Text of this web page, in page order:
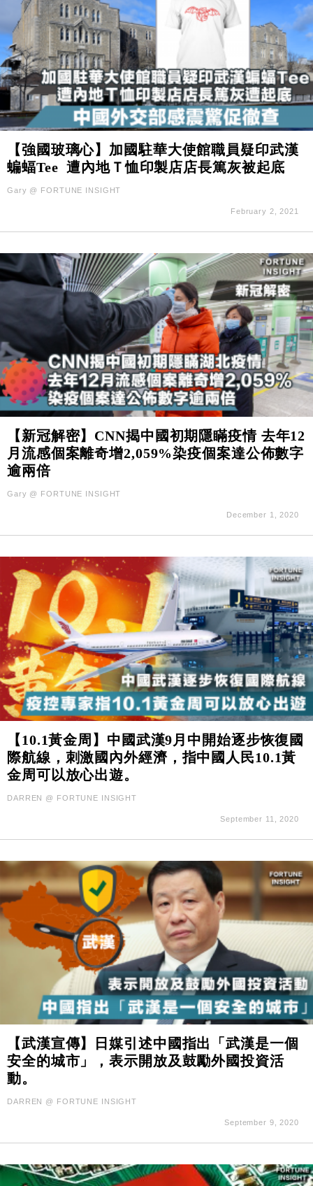
【強國玻璃心】加國駐華大使館職員疑印武漢
蝙蝠Tee 遭內地Ｔ恤印製店店長篤灰被起底
Gary @ FORTUNE INSIGHT
February 2, 2021
【新冠解密】CNN揭中國初期隱瞞疫情 去年12
月流感個案離奇增2,059%染疫個案達公佈數字
逾兩倍
Gary @ FORTUNE INSIGHT
December 1, 2020
【10.1黃金周】中國武漢9月中開始逐步恢復國
際航線，刺激國內外經濟，指中國人民10.1黃
金周可以放心出遊。
DARREN @ FORTUNE INSIGHT
September 11, 2020
【武漢宣傳】日媒引述中國指出「武漢是一個
安全的城市」，表示開放及鼓勵外國投資活
動。
DARREN @ FORTUNE INSIGHT
September 9, 2020